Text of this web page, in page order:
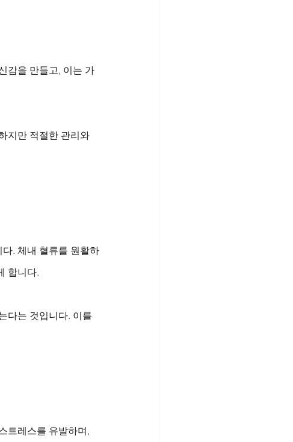
감을 만들고, 이는 가
지만 적절한 관리와
. 체내 혈류를 원활하
합니다.
다는 것입니다. 이를
트레스를 유발하며,